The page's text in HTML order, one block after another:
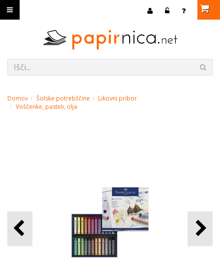
Domov Šolske potrebščine
Likovni pribor
Voščenke, pasteli, olja